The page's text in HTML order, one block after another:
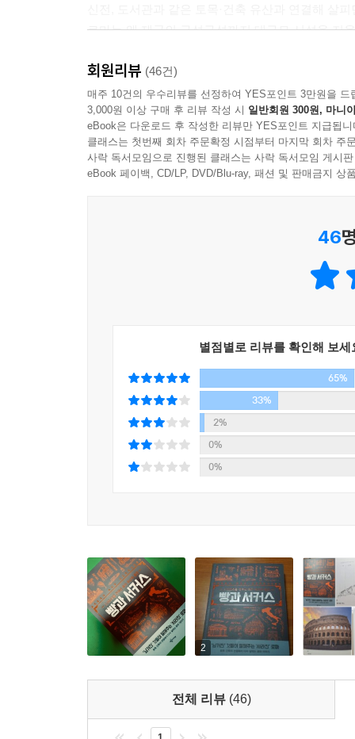
로마는 왜 제국의 구석구석까지 대규모 시설을 지
『로마제국 쇠망사(The History of the Decline
것처럼 로마는 “세계 역사상 인류가 가장 행복한
출간된 1788년까지 무려 1,300년 동안 로마제국
오락과 문화를 마음껏 즐길 수 있다. 로마가 제공한
‘빵과 서커스’는 로마가 시민들에게 제공한 식량
일찍이 로마의 시인 유웨날리스는 이 때문에 로마
과소화, 농업 생산 감소 문제가 발생했다. 그 결과
것이다. 하지만 그의 글이 작성된 시점을 기원
수도인 로마뿐 아니라 저 멀리 변방의 속주에서
2,000년을 견뎌낸 로마 유산의 증언들
이 책에서 다루는 고대 로마에 관한 세계 유산
채석장으로 전락한 인위적 파괴 그리고 자연재
흥미롭다. ‘로마제국 멸망 이후의 상황’이 무엇
Cowper, 1731~1800)는 “신은 시골을 만들었고
넘는 최초의 근대 산업도시를 선보인 이래 인구
2,000년 전에 인구 100만의 대도시를 운영하고 유
『빵과 서커스』는 고대 로마제국의 흥망성쇠
접목시켜 로마를 토목·건축의 관점에서 접근한
회원리뷰 (46건)
매주 10건의 우수리뷰를 선정하여 YES포인트 3만원을 드
3,000원 이상 구매 후 리뷰 작성 시 일반회원 300원, 마니
eBook은 다운로드 후 작성한 리뷰만 YES포인트 지급됩니
클래스는 첫번째 회차 주문확정 시점부터 마지막 회차 주
사락 독서모임으로 진행된 클래스는 사락 독서모임 게시
eBook 페이백, CD/LP, DVD/Blu-ray, 패션 및 판매금지 상
46
별점별로 리뷰를 확인해 보세
65%
33%
2%
0%
0%
2
전체 리뷰 (46)